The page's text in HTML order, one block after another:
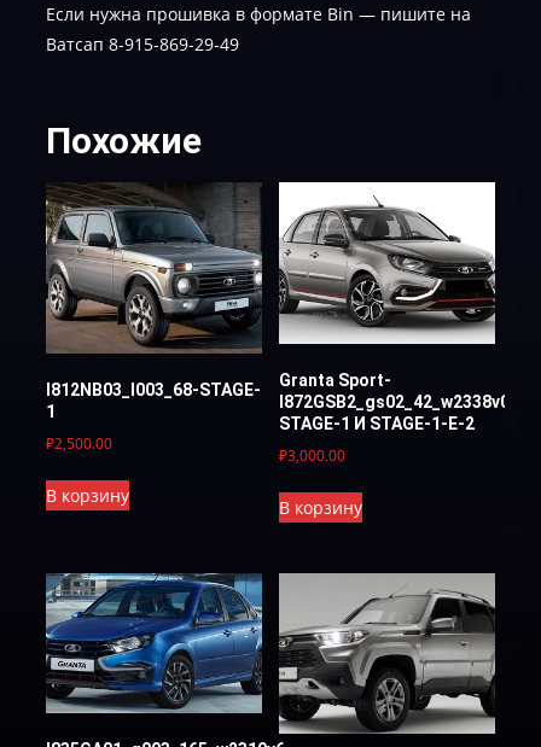
Если нужна прошивка в формате Bin — пишите на
Ватсап 8-915-869-29-49
Похожие
I812NB03_l003_68-STAGE-
1
₽2,500.00
В корзину
Granta Sport-
I872GSB2_gs02_42_w2338v09-
STAGE-1 И STAGE-1-E-2
₽3,000.00
В корзину